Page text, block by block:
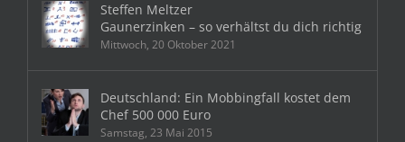
Steffen Meltzer
Gaunerzinken – so verhältst du dich richtig
Mittwoch, 20 Oktober 2021
Deutschland: Ein Mobbingfall kostet dem
Chef 500 000 Euro
Samstag, 23 Mai 2015